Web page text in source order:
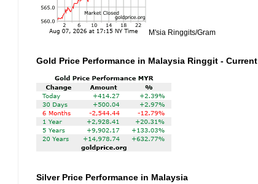
M'sia Ringgits/Gram
Gold Price Performance in Malaysia Ringgit - Current
Silver Price Performance in Malaysia